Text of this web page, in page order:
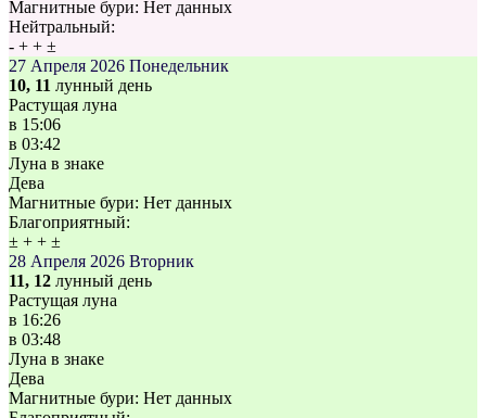
Магнитные бури: Нет данных
Нейтральный:
- + + ±
27 Апреля 2026 Понедельник
10, 11 лунный день
Растущая луна
в 15:06
в 03:42
Луна в знаке
Дева
Магнитные бури: Нет данных
Благоприятный:
± + + ±
28 Апреля 2026 Вторник
11, 12 лунный день
Растущая луна
в 16:26
в 03:48
Луна в знаке
Дева
Магнитные бури: Нет данных